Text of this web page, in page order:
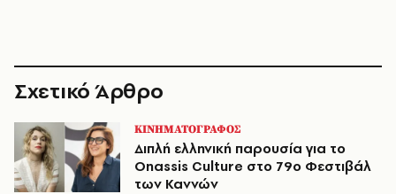
Σχετικό Άρθρο
ΚΙΝΗΜΑΤΟΓΡΑΦΟΣ
Διπλή ελληνική παρουσία για το
Onassis Culture στο 79ο Φεστιβάλ
των Καννών